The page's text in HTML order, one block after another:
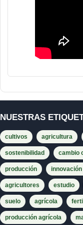
NUESTRAS
cultivos agricultura
sostenibilidad cambio
producción
agricultores estudio
suelo agrícola
producción agrícola